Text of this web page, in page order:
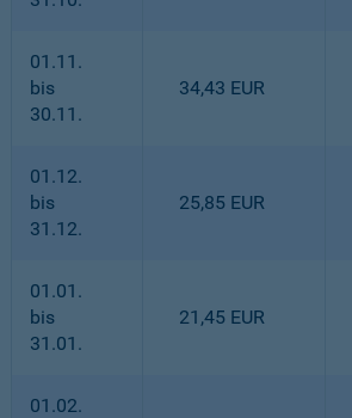
01.11.
bis
30.11.
34,43 EUR
01.12.
bis
31.12.
25,85 EUR
01.01.
bis
31.01.
21,45 EUR
01.02.